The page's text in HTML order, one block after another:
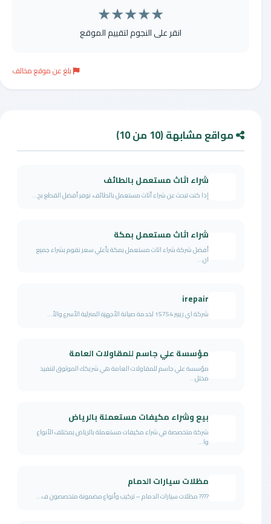
★
★
★
★
★
انقر على النجوم لتقييم الموقع
بلغ عن موقع مخالف
مواقع مشابهة (10 من 10)
شراء اثاث مستعمل بالطائف
إذا كنت تبحث عن شراء أثاث مستعمل بالطائف، نوفر أفضل القطع بح...
شراء اثاث مستعمل بمكة
أفضل شركة شراء اثاث مستعمل بمكة بأعلي سعر نقوم بشراء جميع
ان...
irepair
شركة اي ريبير 15754 لخدمة صيانة الأجهزة المنزلية الأسرع والأ...
مؤسسة علي جاسم للمقاولات العامة
مؤسسة علي جاسم للمقاولات العامة هي شريكك الموثوق لتنفيذ
مختل...
بيع وشراء مكيفات مستعملة بالرياض
شركة متخصصة في شراء مكيفات مستعملة بالرياض بمختلف الأنواع
وا...
مظلات سيارات الدمام
???? مظلات سيارات الدمام – تركيب وأنواع مضمونة متخصصون ف...